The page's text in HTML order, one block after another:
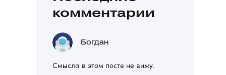
комментарии
Богдан
Смысла в этом посте не вижу.